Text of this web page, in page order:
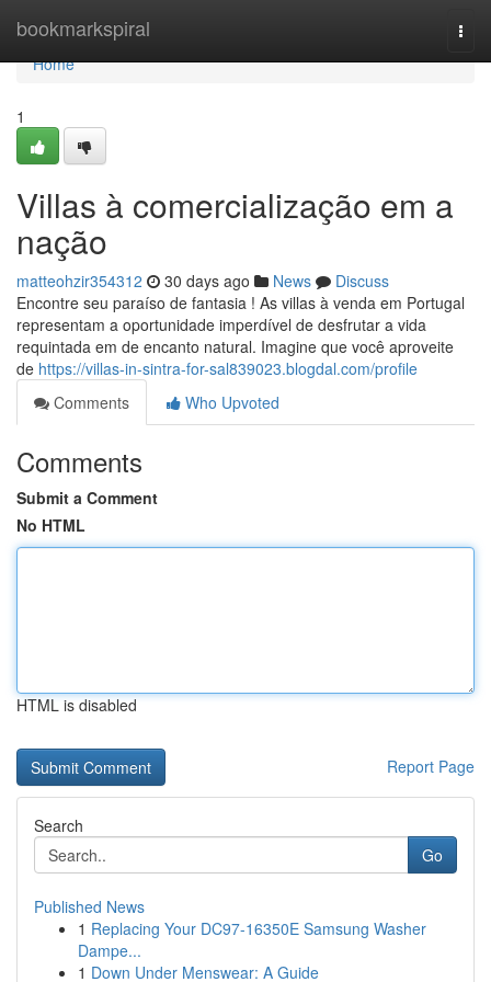
bookmarkspiral
Home
Home
1
Villas à comercialização em a
nação
matteohzir354312 30 days ago News
Discuss
Encontre seu paraíso de fantasia ! As villas à venda em Portugal
representam a oportunidade imperdível de desfrutar a vida
requintada em de encanto natural. Imagine que você aproveite
de https://villas-in-sintra-for-sal839023.blogdal.com/profile
Comments
Who Upvoted
Comments
Submit a Comment
No HTML
HTML is disabled
Report Page
Search
Go
Published News
1 Replacing Your DC97-16350E Samsung Washer
Dampe...
1 Down Under Menswear: A Guide